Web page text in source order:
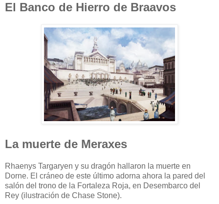
El Banco de Hierro de Braavos
La muerte de Meraxes
Rhaenys Targaryen y su dragón hallaron la muerte en
Dorne. El cráneo de este último adorna ahora la pared del
salón del trono de la Fortaleza Roja, en Desembarco del
Rey (ilustración de Chase Stone).